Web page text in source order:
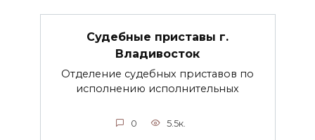
Судебные приставы г.
Владивосток
Отделение судебных приставов по
исполнению исполнительных
0 5.5к.